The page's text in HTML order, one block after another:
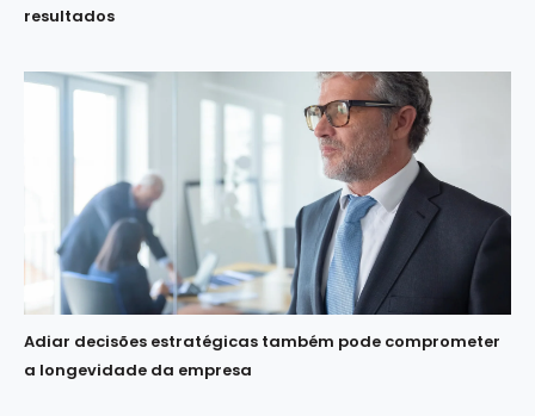
resultados
Adiar decisões estratégicas também pode comprometer
a longevidade da empresa